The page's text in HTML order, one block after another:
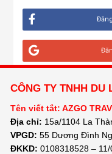
CÔNG TY TNHH DU
Tên viết tắt: AZGO
Địa chỉ: 15a/1104 La
VPGD: 55 Dương Đình
ĐKKD: 0108318528 –